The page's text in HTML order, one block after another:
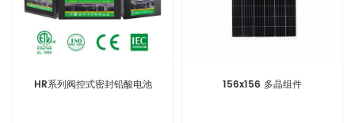
HR系列阀控式密封铅酸电池 156x156 多晶组件